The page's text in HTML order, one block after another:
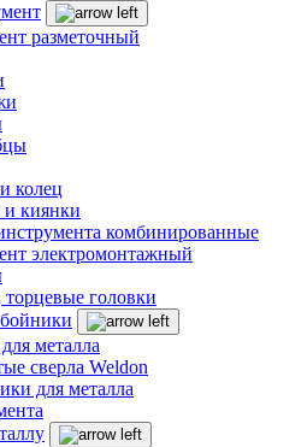
разметочный
колец
киянки
комбинированные
электромонтажный
головки
металла
сверла Weldon
для металла